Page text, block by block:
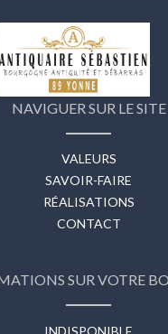
NAVIGUER SUR LE SITE
VALEURS
SAVOIR-FAIRE
RÉALISATIONS
CONTACT
SUR VOTRE
INDISPONIBLE